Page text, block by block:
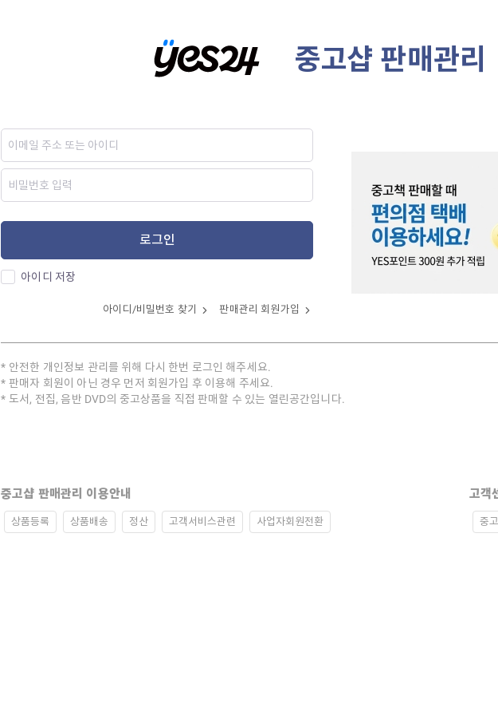
중고샵 판매관리
로그인
아이디 저장
아이디/비밀번호 찾기 판매관리 회원가입
안전한 개인정보 관리를 위해 다시 한번 로그인 해주세요.
판매자 회원이 아닌 경우 먼저 회원가입 후 이용해 주세요.
도서, 전집, 음반 DVD의 중고상품을 직접 판매할 수 있는 열린공간입니다.
중고샵 판매관리 이용안내
상품등록 상품배송 정산 고객서비스관련 사업자회원전환
고객
중